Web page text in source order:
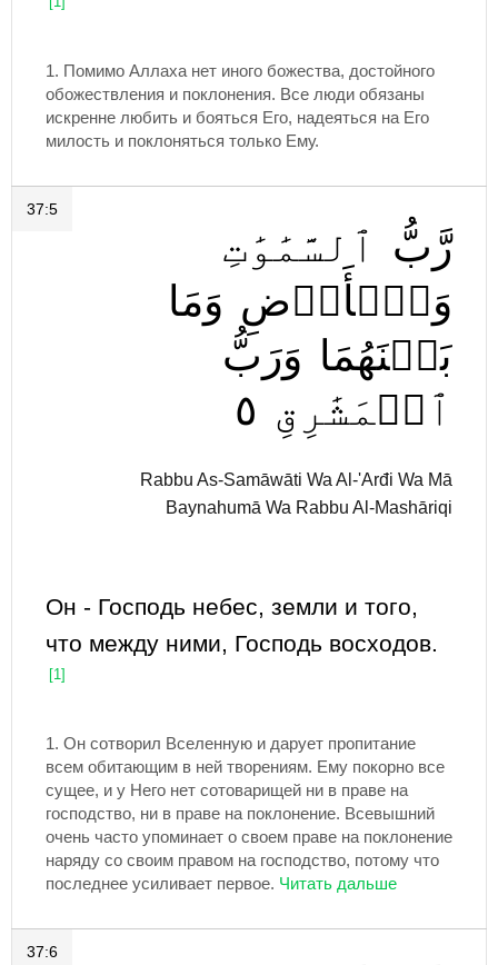
1. Помимо Аллаха нет иного божества, достойного
обожествления и поклонения. Все люди обязаны
искренне любить и бояться Его, надеяться на Его
милость и поклоняться только Ему.
37:5
رَّبُّ ٱلسَّمَٰوَٰتِ
وَٱلۡأَرۡضِ وَمَا
بَيۡنَهُمَا وَرَبُّ
ٱلۡمَشَٰرِقِ ٥
Rabbu As-Samāwāti Wa Al-'Arđi Wa Mā
Baynahumā Wa Rabbu Al-Mashāriqi
Он - Господь небес, земли и того,
что между ними, Господь восходов.
[1]
1. Он сотворил Вселенную и дарует пропитание
всем обитающим в ней творениям. Ему покорно все
сущее, и у Него нет сотоварищей ни в праве на
господство, ни в праве на поклонение. Всевышний
очень часто упоминает о своем праве на поклонение
наряду со своим правом на господство, потому что
последнее усиливает первое.
37:6